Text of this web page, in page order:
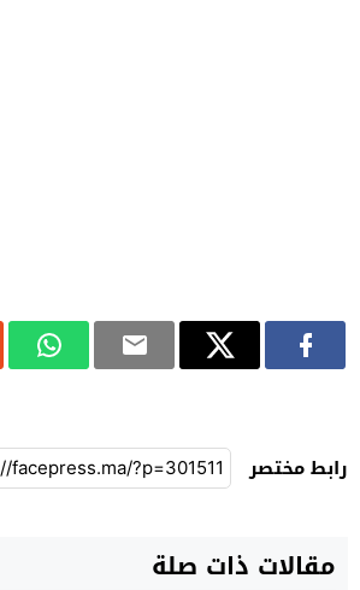
رابط مختصر
مقالات ذات صلة